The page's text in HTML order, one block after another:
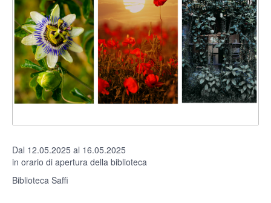
Dal 12.05.2025 al 16.05.2025
in orario di apertura della biblioteca
Biblioteca Saffi